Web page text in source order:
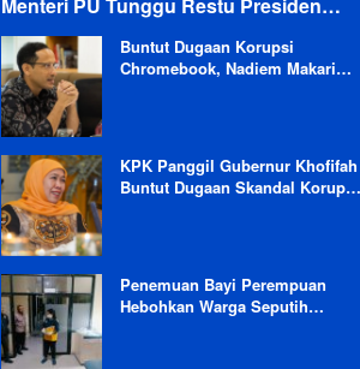
Terkait Kemungkinan Evaluasi Besar
Buntut Dugaan Korupsi
Chromebook, Nadiem Makarim
KPK Panggil Gubernur Khofifah
Buntut Dugaan Skandal Korupsi
Penemuan Bayi Perempuan
Hebohkan Warga Seputih